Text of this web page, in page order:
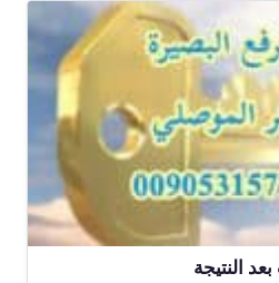
النتيجة